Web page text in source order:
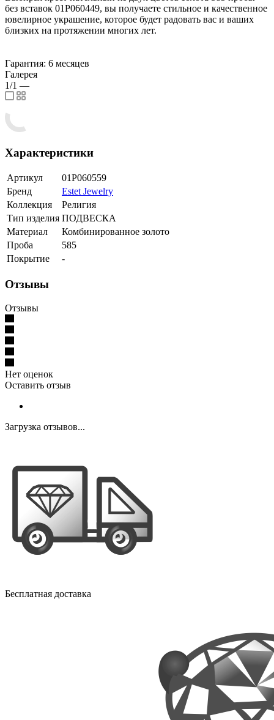
без вставок 01Р060449, вы получаете стильное и качественное
ювелирное украшение, которое будет радовать вас и ваших
близких на протяжении многих лет.
Гарантия: 6 месяцев
Галерея
1/1 —
Характеристики
Артикул
01Р060559
Бренд
Estet Jewelry
Коллекция
Религия
Тип изделия ПОДВЕСКА
Материал
Комбинированное золото
Проба
585
Покрытие
-
Отзывы
Отзывы
Нет оценок
Оставить отзыв
Загрузка отзывов...
Бесплатная доставка